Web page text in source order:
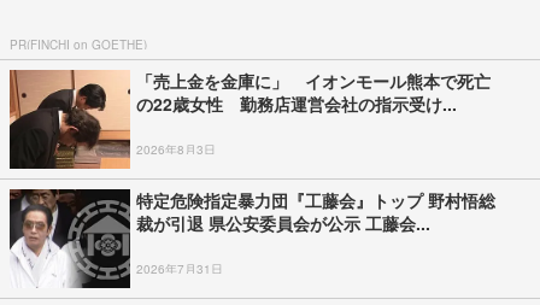
PR(FINCHI on GOETHE)
「売上金を金庫に」 イオンモール熊本で死亡
の22歳女性 勤務店運営会社の指示受け...
2026年8月3日
特定危険指定暴力団『工藤会』トップ 野村悟総
裁が引退 県公安委員会が公示 工藤会...
2026年7月31日